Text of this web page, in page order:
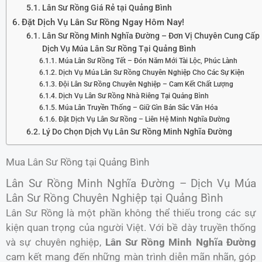
Lân Sư Rồng Giá Rẻ tại Quảng Bình
Đặt Dịch Vụ Lân Sư Rồng Ngay Hôm Nay!
Lân Sư Rồng Minh Nghĩa Đường – Đơn Vị Chuyên Cung Cấp
Dịch Vụ Múa Lân Sư Rồng Tại Quảng Bình
Múa Lân Sư Rồng Tết – Đón Năm Mới Tài Lộc, Phúc Lành
Dịch Vụ Múa Lân Sư Rồng Chuyên Nghiệp Cho Các Sự Kiện
Đội Lân Sư Rồng Chuyên Nghiệp – Cam Kết Chất Lượng
Dịch Vụ Lân Sư Rồng Nhà Riêng Tại Quảng Bình
Múa Lân Truyền Thống – Giữ Gìn Bản Sắc Văn Hóa
Đặt Dịch Vụ Lân Sư Rồng – Liên Hệ Minh Nghĩa Đường
Lý Do Chọn Dịch Vụ Lân Sư Rồng Minh Nghĩa Đường
Mua Lân Sư Rồng tại Quảng Bình
Lân Sư Rồng Minh Nghĩa Đường – Dịch Vụ Múa
Lân Sư Rồng Chuyên Nghiệp tại Quảng Bình
Lân Sư Rồng là một phần không thể thiếu trong các sự
kiện quan trọng của người Việt. Với bề dày truyền thống
và sự chuyên nghiệp, Lân Sư Rồng Minh Nghĩa Đường
cam kết mang đến những màn trình diễn mãn nhãn, góp